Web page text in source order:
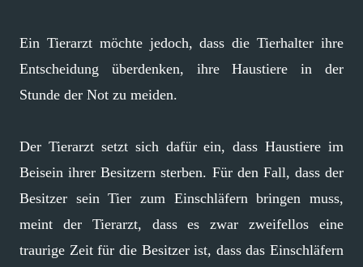
Ein Tierarzt möchte jedoch, dass die Tierhalter ihre
Entscheidung überdenken, ihre Haustiere in der
Stunde der Not zu meiden.
Der Tierarzt setzt sich dafür ein, dass Haustiere im
Beisein ihrer Besitzern sterben. Für den Fall, dass der
Besitzer sein Tier zum Einschläfern bringen muss,
meint der Tierarzt, dass es zwar zweifellos eine
traurige Zeit für die Besitzer ist, dass das Einschläfern